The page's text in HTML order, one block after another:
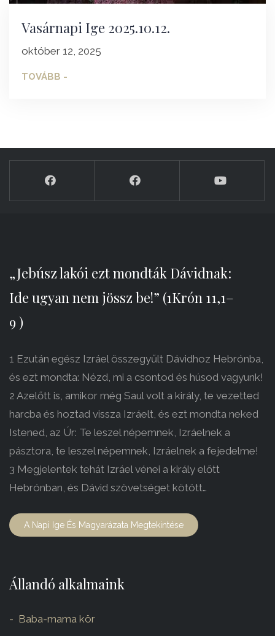
Vasárnapi Ige 2025.10.12.
október 12, 2025
TOVÁBB -
„Jebúsz lakói ezt mondták Dávidnak:
Ide ugyan nem jössz be!” (1Krón 11,1–
9 )
1 Ezután egész Izráel összegyűlt Dávidhoz Hebrónba,
és ezt mondta: Nézd, mi a csontod és húsod vagyunk!
2 Azelőtt is, amikor még Saul volt a király, te vezetted
harcba és hoztad vissza Izráelt, és ezt mondta neked
Istened, az Úr: Te leszel népemnek, Izráelnek a
pásztora, te leszel népemnek, Izráelnek a fejedelme!
3 Megjelentek tehát Izráel vénei a király előtt
Hebrónban, és Dávid szövetséget kötött…
A Napi Ige És Magyarázata Megtekintése
Állandó alkalmaink
Baba-mama kör